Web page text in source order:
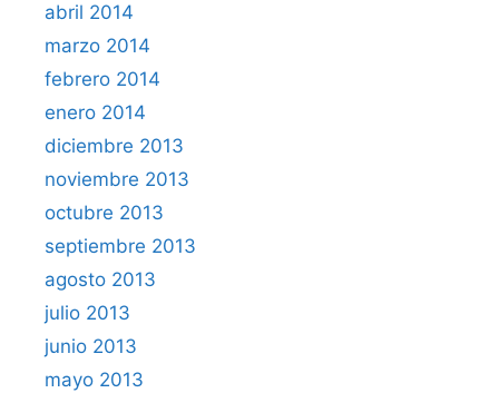
abril 2014
marzo 2014
febrero 2014
enero 2014
diciembre 2013
noviembre 2013
octubre 2013
septiembre 2013
agosto 2013
julio 2013
junio 2013
mayo 2013